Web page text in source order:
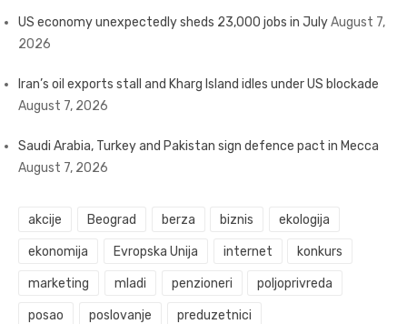
US economy unexpectedly sheds 23,000 jobs in JulyAugust 7,
2026
Iran’s oil exports stall and Kharg Island idles under US blockade
August 7, 2026
Saudi Arabia, Turkey and Pakistan sign defence pact in Mecca
August 7, 2026
akcije Beograd berza biznis ekologija
ekonomija Evropska Unija internet konkurs
marketing mladi penzioneri poljoprivreda
posao poslovanje preduzetnici